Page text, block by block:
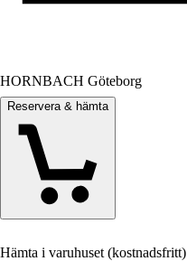
HORNBACH Göteborg
Reservera & hämta
Hämta i varuhuset (kostnadsfritt)